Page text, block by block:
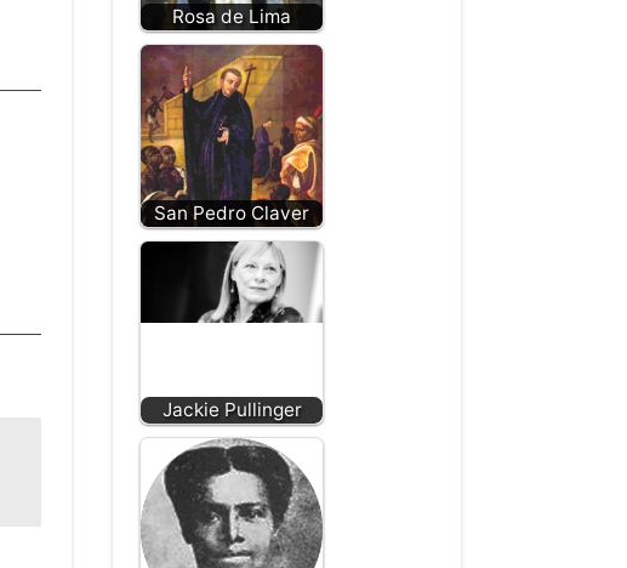
Rosa de Lima
San Pedro Claver
Jackie Pullinger